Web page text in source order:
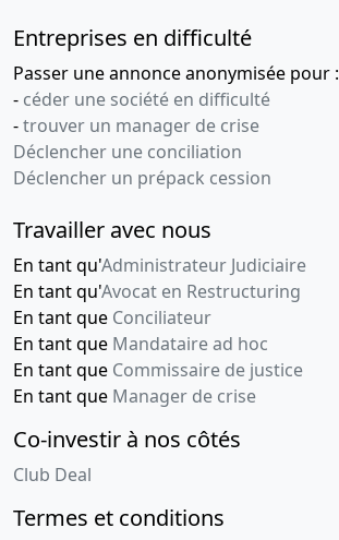
Entreprises en difficulté
Passer une annonce anonymisée pour :
- céder une société en difficulté
-trouver un manager de crise
Déclencher une conciliation
Déclencher un prépack cession
Travailler avec nous
En tant qu'Administrateur Judiciaire
En tant qu'Avocat en Restructuring
En tant que Conciliateur
En tant que Mandataire ad hoc
En tant que Commissaire de justice
En tant que Manager de crise
Co-investir à nos côtés
Club Deal
Termes et conditions